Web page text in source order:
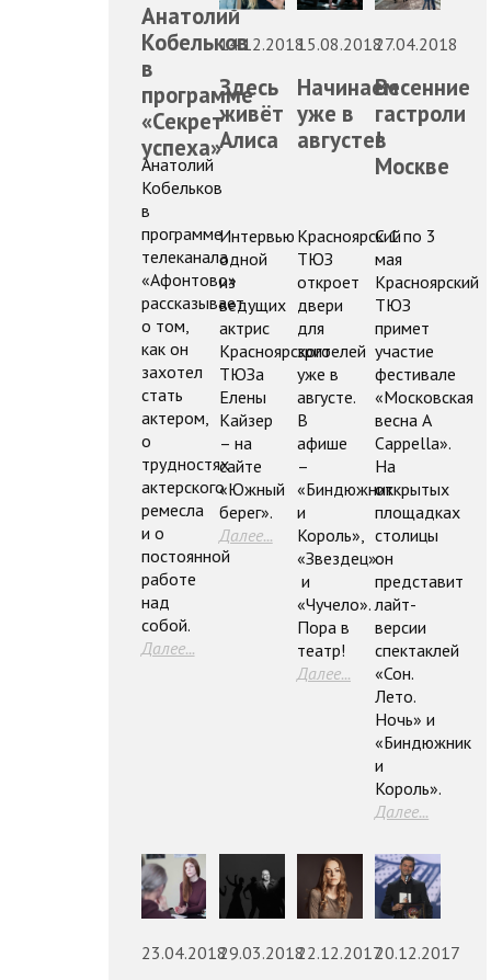
Анатолий
Кобельков
в
программе
«Секрет
успеха»
Анатолий
Кобельков
в
программе
телеканала
«Афонтово»
рассказывает
о том,
как он
захотел
стать
актером,
о
трудностях
актерского
ремесла
и о
постоянной
работе
над
собой.
Далее...
14.12.2018
Здесь
живёт
Алиса
Интервью
одной
из
ведущих
актрис
Красноярского
ТЮЗа
Елены
Кайзер
– на
сайте
«Южный
берег».
Далее...
15.08.2018
Начинаем
уже в
августе!
Красноярский
ТЮЗ
откроет
двери
для
зрителей
уже в
августе.
В
афише
–
«Биндюжник
и
Король»,
«Звездец»
и
«Чучело».
Пора в
театр!
Далее...
27.04.2018
Весенние
гастроли
в
Москве
С 1 по 3
мая
Красноярский
ТЮЗ
примет
участие
фестивале
«Московская
весна A
Cappella».
На
открытых
площадках
столицы
он
представит
лайт-
версии
спектаклей
«Сон.
Лето.
Ночь» и
«Биндюжник
и
Король».
Далее...
23.04.201829.03.201822.12.201720.12.2017